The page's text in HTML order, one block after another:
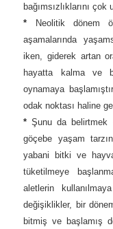
bağımsızlıklarını
* Neolitik dönem
aşamalarında
iken, giderek artan
hayatta kalma ve
oynamaya
odak noktası haline
*Şunu da belirtmek
göçebe yaşam
yabani bitki ve
tüketilmeye
aletlerin
değişiklikler, bir
bitmiş ve başlamış